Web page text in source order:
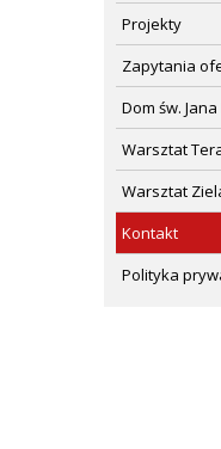
Projekty
Zapytania
Dom św.
Warsztat
Warsztat
Kontakt
Polityka